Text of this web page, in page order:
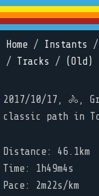
Home / Instants /
/ Tracks / (Old)
2017/10/17, 🚴,
classic path in
Distance: 46.1km
Time: 1h49m4s
Pace: 2m22s/km